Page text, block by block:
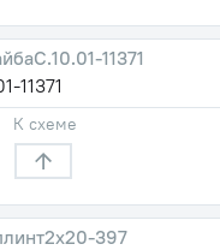
11371
11371
К схеме
397